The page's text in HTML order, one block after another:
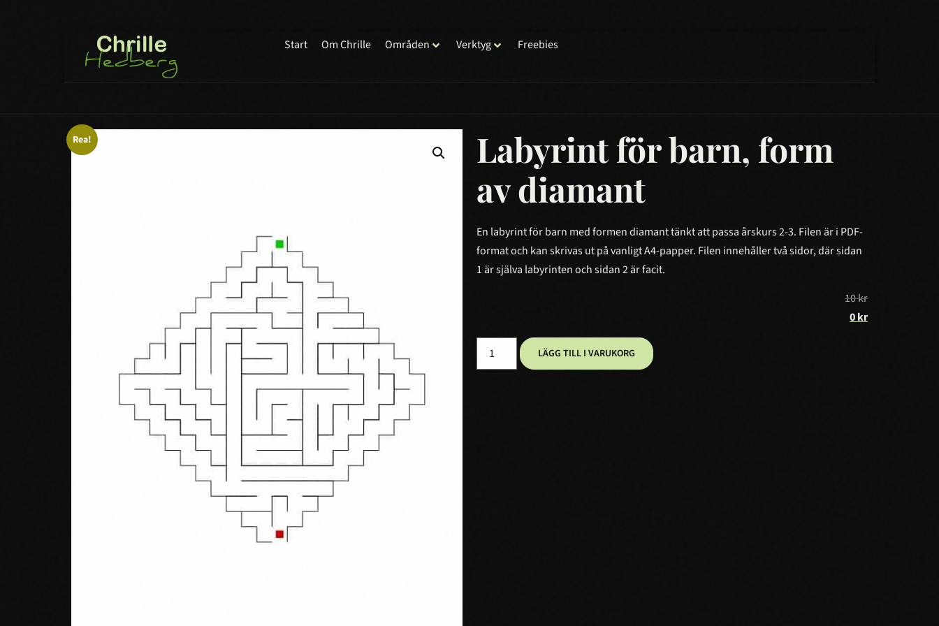
Start Om Chrille Områden Verktyg Freebies
Rea!
Labyrint för barn, form
av diamant
En labyrint för barn med formen diamant tänkt att passa årskurs 2-3. Filen är i PDF-
format och kan skrivas ut på vanligt A4-papper. Filen innehåller två sidor, där sidan
1 är själva labyrinten och sidan 2 är facit.
10kr
0kr
LÄGG TILL I VARUKORG